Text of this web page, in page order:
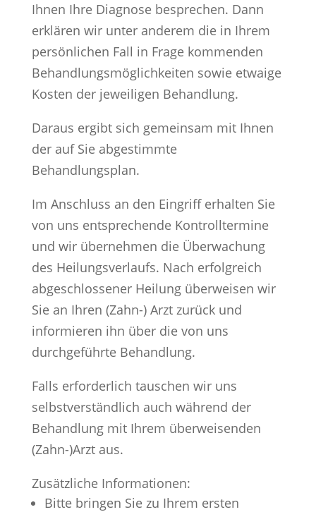
Ihnen Ihre Diagnose besprechen. Dann
erklären wir unter anderem die in Ihrem
persönlichen Fall in Frage kommenden
Behandlungsmöglichkeiten sowie etwaige
Kosten der jeweiligen Behandlung.
Daraus ergibt sich gemeinsam mit Ihnen
der auf Sie abgestimmte
Behandlungsplan.
Im Anschluss an den Eingriff erhalten Sie
von uns entsprechende Kontrolltermine
und wir übernehmen die Überwachung
des Heilungsverlaufs. Nach erfolgreich
abgeschlossener Heilung überweisen wir
Sie an Ihren (Zahn-) Arzt zurück und
informieren ihn über die von uns
durchgeführte Behandlung.
Falls erforderlich tauschen wir uns
selbstverständlich auch während der
Behandlung mit Ihrem überweisenden
(Zahn-)Arzt aus.
Zusätzliche Informationen:
Bitte bringen Sie zu Ihrem ersten